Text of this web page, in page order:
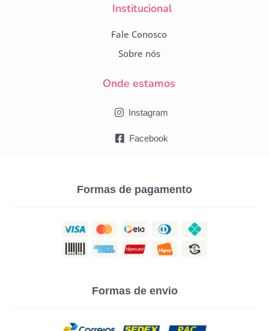
Institucional
Fale Conosco
Sobre nós
Onde estamos
Instagram
Facebook
Formas de pagamento
Formas de envio